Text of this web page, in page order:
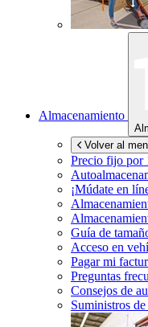
Almacenamiento
Volver al
Precio fijo por
¡Múdate en
Guía de
Acceso en
Pagar mi
Preguntas
Consejos de
Suministros